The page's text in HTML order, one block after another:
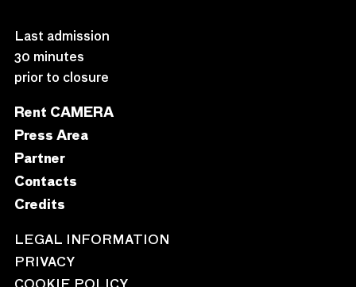
Last admission
30 minutes
prior to closure
Rent CAMERA
Press Area
Partner
Contacts
Credits
LEGAL INFORMATION
PRIVACY
COOKIE POLICY